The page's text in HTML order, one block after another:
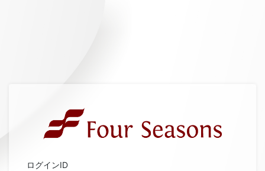
ログインID